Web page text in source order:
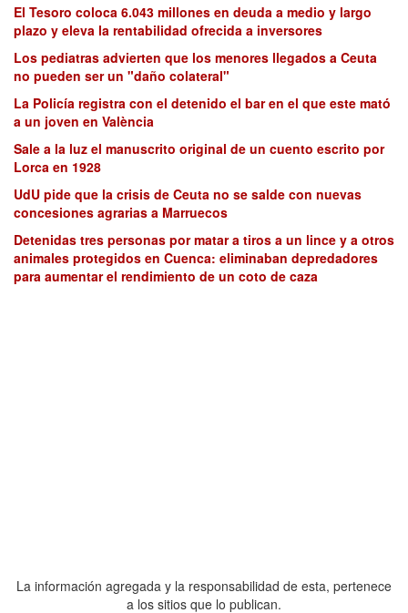
El Tesoro coloca 6.043 millones en deuda a medio y largo
plazo y eleva la rentabilidad ofrecida a inversores
Los pediatras advierten que los menores llegados a Ceuta
no pueden ser un "daño colateral"
La Policía registra con el detenido el bar en el que este mató
a un joven en València
Sale a la luz el manuscrito original de un cuento escrito por
Lorca en 1928
UdU pide que la crisis de Ceuta no se salde con nuevas
concesiones agrarias a Marruecos
Detenidas tres personas por matar a tiros a un lince y a otros
animales protegidos en Cuenca: eliminaban depredadores
para aumentar el rendimiento de un coto de caza
La información agregada y la responsabilidad de esta, pertenece
a los sitios que lo publican.